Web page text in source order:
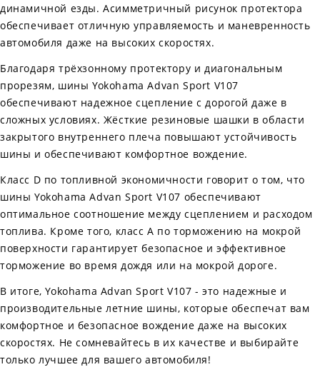
динамичной езды. Асимметричный рисунок протектора
обеспечивает отличную управляемость и маневренность
автомобиля даже на высоких скоростях.
Благодаря трёхзонному протектору и диагональным
прорезям, шины Yokohama Advan Sport V107
обеспечивают надежное сцепление с дорогой даже в
сложных условиях. Жёсткие резиновые шашки в области
закрытого внутреннего плеча повышают устойчивость
шины и обеспечивают комфортное вождение.
Класс D по топливной экономичности говорит о том, что
шины Yokohama Advan Sport V107 обеспечивают
оптимальное соотношение между сцеплением и расходом
топлива. Кроме того, класс A по торможению на мокрой
поверхности гарантирует безопасное и эффективное
торможение во время дождя или на мокрой дороге.
В итоге, Yokohama Advan Sport V107 - это надежные и
производительные летние шины, которые обеспечат вам
комфортное и безопасное вождение даже на высоких
скоростях. Не сомневайтесь в их качестве и выбирайте
только лучшее для вашего автомобиля!